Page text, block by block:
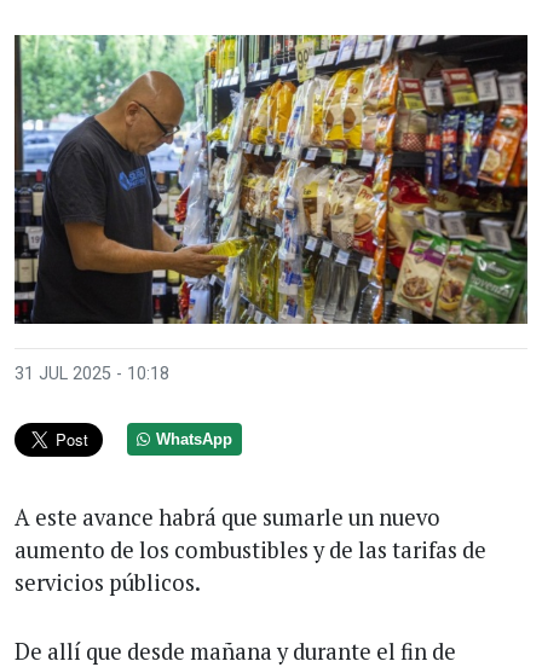
31 JUL 2025 - 10:18
WhatsApp
A este avance habrá que sumarle un nuevo
aumento de los combustibles y de las tarifas de
servicios públicos.
De allí que desde mañana y durante el fin de